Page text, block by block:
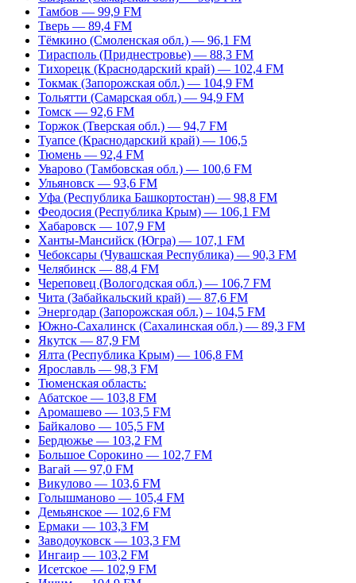
Тамбов — 99,9 FM
Тверь — 89,4 FM
Тёмкино (Смоленская обл.) — 96,1 FM
Тирасполь (Приднестровье) — 88,3 FM
Тихорецк (Краснодарский край) — 102,4 FM
Токмак (Запорожская обл.) — 104,9 FM
Тольятти (Самарская обл.) — 94,9 FM
Томск — 92,6 FM
Торжок (Тверская обл.) — 94,7 FM
Туапсе (Краснодарский край) — 106,5
Тюмень — 92,4 FM
Уварово (Тамбовская обл.) — 100,6 FM
Ульяновск — 93,6 FM
Уфа (Республика Башкортостан) — 98,8 FM
Феодосия (Республика Крым) — 106,1 FM
Хабаровск — 107,9 FM
Ханты-Мансийск (Югра) — 107,1 FM
Чебоксары (Чувашская Республика) — 90,3 FM
Челябинск — 88,4 FM
Череповец (Вологодская обл.) — 106,7 FM
Чита (Забайкальский край) — 87,6 FM
Энергодар (Запорожская обл.) – 104,5 FM
Южно-Сахалинск (Сахалинская обл.) — 89,3 FM
Якутск — 87,9 FM
Ялта (Республика Крым) — 106,8 FM
Ярославль — 98,3 FM
Тюменская область:
Абатское — 103,8 FM
Аромашево — 103,5 FM
Байкалово — 105,5 FM
Бердюжье — 103,2 FM
Большое Сорокино — 102,7 FM
Вагай — 97,0 FM
Викулово — 103,6 FM
Голышманово — 105,4 FM
Демьянское — 102,6 FM
Ермаки — 103,3 FM
Заводоуковск — 103,3 FM
Ингаир — 103,2 FM
Исетское — 102,9 FM